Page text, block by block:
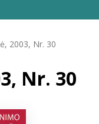
2003, Nr. 30
Nr. 30